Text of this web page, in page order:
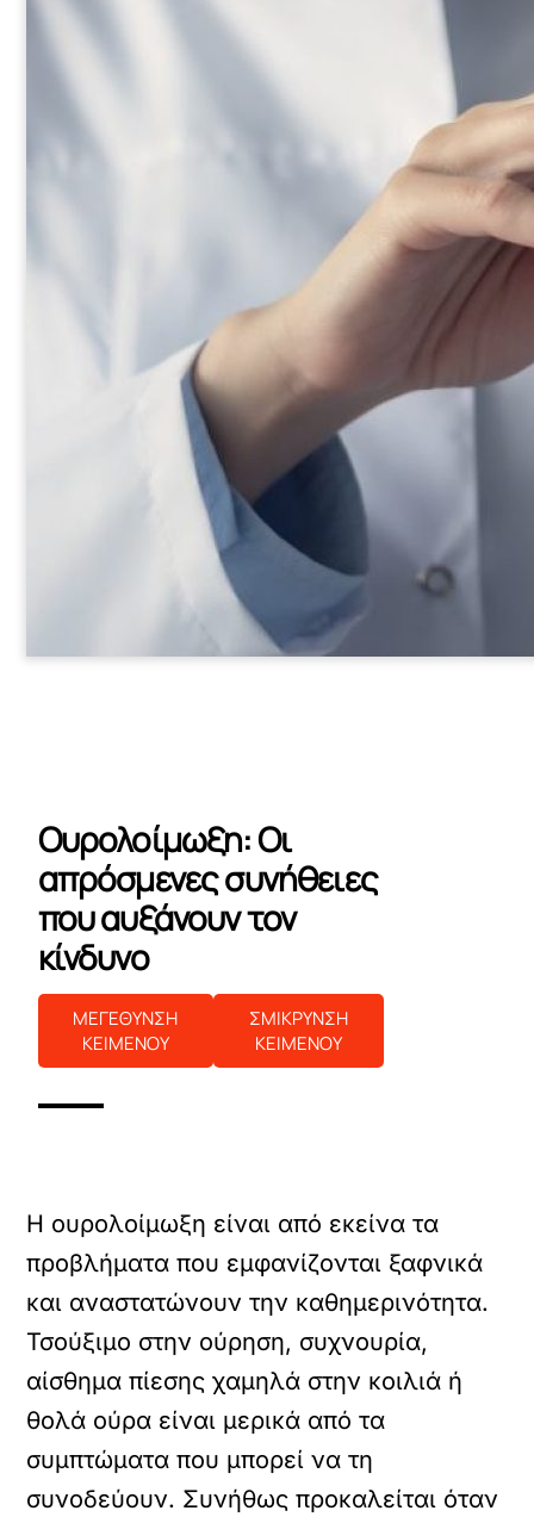
Ουρολοίμωξη: Οι
απρόσμενες συνήθειες
που αυξάνουν τον
κίνδυνο
ΜΕΓΕΘΥΝΣΗ
ΚΕΙΜΕΝΟΥ
ΣΜΙΚΡΥΝΣΗ
ΚΕΙΜΕΝΟΥ
Η ουρολοίμωξη είναι από εκείνα τα
προβλήματα που εμφανίζονται ξαφνικά
και αναστατώνουν την καθημερινότητα.
Τσούξιμο στην ούρηση, συχνουρία,
αίσθημα πίεσης χαμηλά στην κοιλιά ή
θολά ούρα είναι μερικά από τα
συμπτώματα που μπορεί να τη
συνοδεύουν. Συνήθως προκαλείται όταν